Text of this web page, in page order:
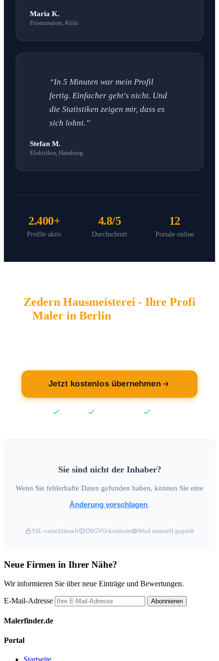
Maria K.
Friseursalon, Köln
“In 5 Minuten war mein Profil
fertig. Einfacher geht's nicht. Und
die Statistiken zeigen mir, dass es
sich lohnt.”
Stefan M.
Elektriker, Hamburg
2.400+
Profile aktiv
4.8/5
Durchschnitt
12
Portale online
Zedern Hausmeisterei - Ihre Profi
Maler in Berlin
Jetzt kostenlos übernehmen
Sie sind nicht der Inhaber?
Wenn Sie fehlerhafte Daten gefunden haben, können Sie eine
Änderung vorschlagen
SSL-verschlüsselt DSGVO-konform Wird manuell geprüft
Neue Firmen in Ihrer Nähe?
Wir informieren Sie über neue Einträge und Bewertungen.
E-Mail-Adresse Abonnieren
Malerfinder.de
Portal
Startseite